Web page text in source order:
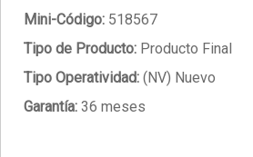
Mini-Código: 518567
Tipo de Producto: Producto Final
Tipo Operatividad: (NV) Nuevo
Garantía: 36 meses